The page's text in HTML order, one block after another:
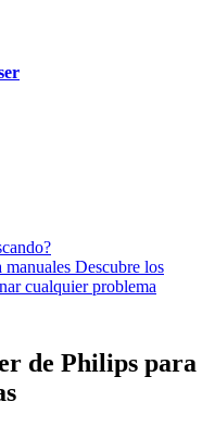
Descubre los
cualquier problema
de Philips para